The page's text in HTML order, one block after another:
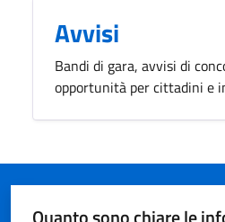
Avvisi
Bandi di gara, avvisi di
opportunità per cittadini e